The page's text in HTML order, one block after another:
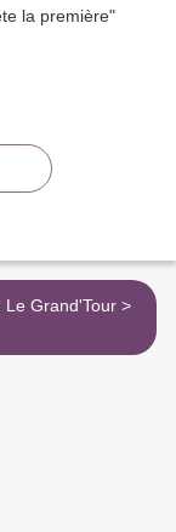
Critique: Le Grand'Tour >